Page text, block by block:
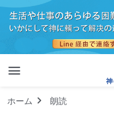
ホーム 朗読